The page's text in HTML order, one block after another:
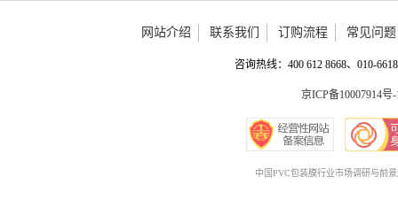
网站介绍 联系我们 订购流程 常见问题
咨询热线：400 612 8668、010-
京ICP备10007914号-
中国PVC包装膜行业市场调研与前